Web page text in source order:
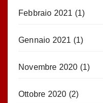
Febbraio 2021 (1)
Gennaio 2021 (1)
Novembre 2020 (1)
Ottobre 2020 (2)